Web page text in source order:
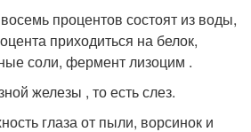
процентов состоят из воды,
приходиться на белок,
соли, фермент лизоцим .
железы , то есть слез.
глаза от пыли, ворсинок и